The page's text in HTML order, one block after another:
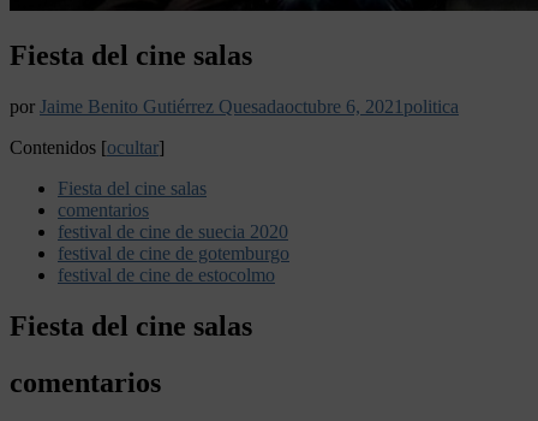
Fiesta del cine salas
por Jaime Benito Gutiérrez Quesadaoctubre 6, 2021 politica
Contenidos [ocultar]
Fiesta del cine salas
comentarios
festival de cine de suecia 2020
festival de cine de gotemburgo
festival de cine de estocolmo
Fiesta del cine salas
comentarios